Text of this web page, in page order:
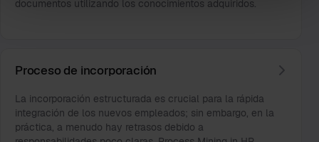
documentos utilizando los conocimientos adquiridos.
Proceso de incorporación
La incorporación estructurada es crucial para la rápida
integración de los nuevos empleados; sin embargo, en la
práctica, a menudo hay retrasos debido a